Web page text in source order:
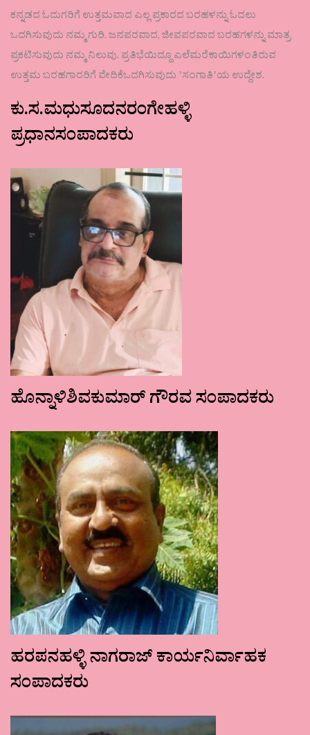
ಕನ್ನಡದ ಓದುಗರಿಗೆ ಉತ್ತಮವಾದ ಎಲ್ಲ ಪ್ರಕಾರದ ಬರಹಳನ್ನು ಓದಲು
ಒದಗಿಸುವುದು ನಮ್ಮ ಗುರಿ. ಜನಪರವಾದ, ಜೀವಪರವಾದ ಬರಹಗಳನ್ನು ಮಾತ್ರ
ಪ್ರಕಟಿಸುವುದು ನಮ್ಮ ನಿಲುವು. ಪ್ರತಿಭೆಯಿದ್ದೂ ಎಲೆಮರೆಕಾಯಿಗಳಂತಿರುವ
ಉತ್ತಮ ಬರಹಗಾರರಿಗೆ ವೇದಿಕೆಒದಗಿಸುವುದು ʼಸಂಗಾತಿʼಯ ಉದ್ದೇಶ.
ಕು.ಸ.ಮಧುಸೂದನರಂಗೇಹಳ್ಳಿ
ಪ್ರಧಾನಸಂಪಾದಕರು
ಹೊನ್ನಾಳಿಶಿವಕುಮಾರ್ ಗೌರವ ಸಂಪಾದಕರು
ಹರಪನಹಳ್ಳಿ ನಾಗರಾಜ್ ಕಾರ್ಯನಿರ್ವಾಹಕ
ಸಂಪಾದಕರು